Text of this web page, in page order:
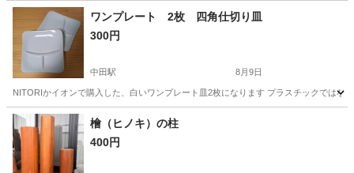
ワンプレート 2枚 四角仕切り皿
300円
中田駅 8月9日
NITORIかイオンで購入した、白いワンプレート皿2枚になります プラスチックでは
神奈川 横浜市 中田駅 食器
檜（ヒノキ）の柱
400円